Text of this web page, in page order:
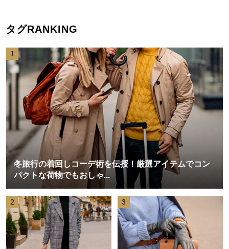
タグRANKING
1
冬旅行の着回しコーデ術を伝授！厳選アイテムでコン
パクトな荷物でもおしゃ...
2 3